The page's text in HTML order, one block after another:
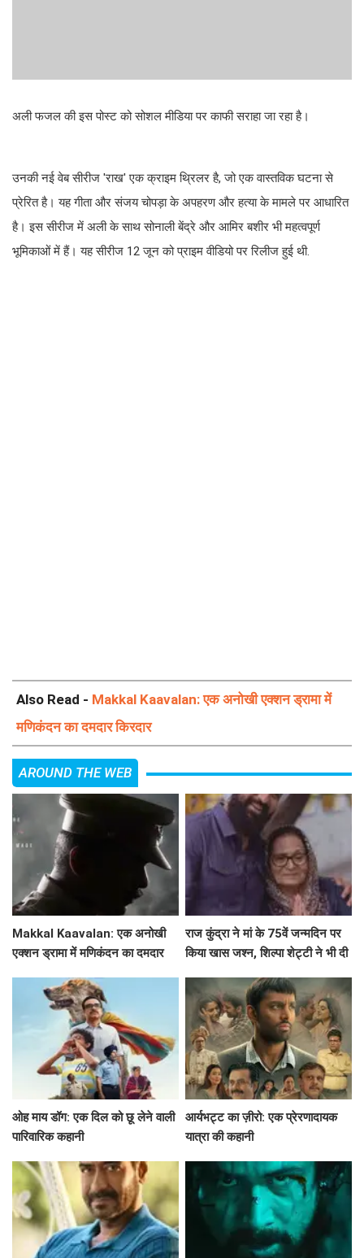
अली फजल की इस पोस्ट को सोशल मीडिया पर काफी सराहा जा रहा है।
उनकी नई वेब सीरीज 'राख' एक क्राइम थ्रिलर है, जो एक वास्तविक घटना से
प्रेरित है। यह गीता और संजय चोपड़ा के अपहरण और हत्या के मामले पर आधारित
है। इस सीरीज में अली के साथ सोनाली बेंद्रे और आमिर बशीर भी महत्वपूर्ण
भूमिकाओं में हैं। यह सीरीज 12 जून को प्राइम वीडियो पर रिलीज हुई थी.
Also Read - Makkal Kaavalan: एक अनोखी एक्शन ड्रामा में
मणिकंदन का दमदार किरदार
AROUND THE WEB
Makkal Kaavalan: एक अनोखी
एक्शन ड्रामा में मणिकंदन का दमदार
राज कुंद्रा ने मां के 75वें जन्मदिन पर
किया खास जश्न, शिल्पा शेट्टी ने भी दी
ओह माय डॉग: एक दिल को छू लेने वाली
पारिवारिक कहानी
आर्यभट्ट का ज़ीरो: एक प्रेरणादायक
यात्रा की कहानी